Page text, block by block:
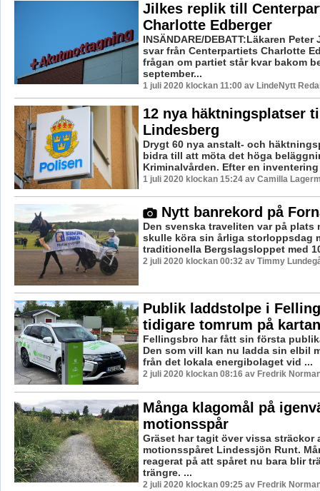
Jilkes replik till
Charlotte Edberger
INSÄNDARE/DEBATT:Läkaren
svar från Centerpartiets Charlotte
frågan om partiet står kvar bakom
september...
1 juli 2020 klockan 11:00 av LindeNytt
12 nya häktningsplatser
Lindesberg
Drygt 60 nya anstalt- och
bidra till att möta det höga
Kriminalvården. Efter en
1 juli 2020 klockan 15:24 av Camilla
Nytt banrekord på
Den svenska traveliten var på plats
skulle köra sin årliga storloppsdag
traditionella Bergslagsloppet med
2 juli 2020 klockan 00:32 av Timmy
Publik laddstolpe i
tidigare tomrum på kartan
Fellingsbro har fått sin första
Den som vill kan nu ladda sin elbil
från det lokala energibolaget vid ...
2 juli 2020 klockan 08:16 av Fredrik
Många klagomål på
motionsspår
Gräset har tagit över vissa sträckor
motionsspåret Lindessjön Runt.
reagerat på att spåret nu bara blir
trängre. ...
2 juli 2020 klockan 09:25 av Fredrik